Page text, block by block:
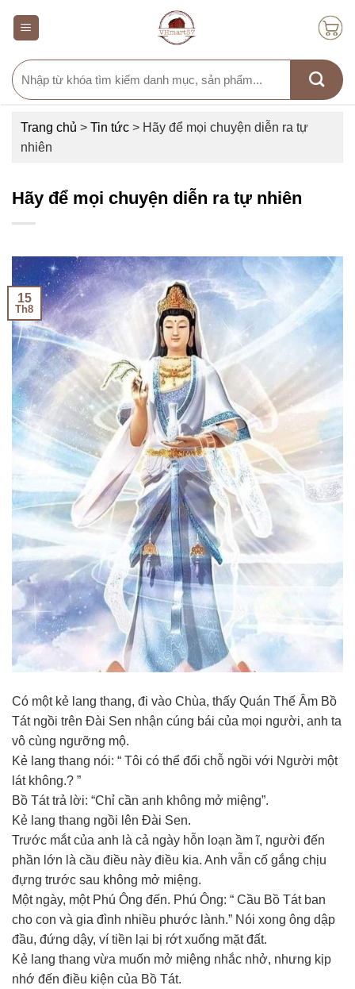
Search
for:
Trang chủ > Tin tức > Hãy để mọi chuyện diễn ra tự
nhiên
Hãy để mọi chuyện diễn ra tự nhiên
15
Th8
Có một kẻ lang thang, đi vào Chùa, thấy Quán Thế Âm Bồ
Tát ngồi trên Đài Sen nhận cúng bái của mọi người, anh ta
vô cùng ngưỡng mộ.
Kẻ lang thang nói: “ Tôi có thể đổi chỗ ngồi với Người một
lát không.? ”
Bồ Tát trả lời: “Chỉ cần anh không mở miệng”.
Kẻ lang thang ngồi lên Đài Sen.
Trước mắt của anh là cả ngày hỗn loạn ầm ĩ, người đến
phần lớn là cầu điều này điều kia. Anh vẫn cố gắng chịu
đựng trước sau không mở miệng.
Một ngày, một Phú Ông đến. Phú Ông: “ Cầu Bồ Tát ban
cho con và gia đình nhiều phước lành.” Nói xong ông dập
đầu, đứng dậy, ví tiền lại bị rớt xuống mặt đất.
Kẻ lang thang vừa muốn mở miệng nhắc nhở, nhưng kịp
nhớ đến điều kiện của Bồ Tát.